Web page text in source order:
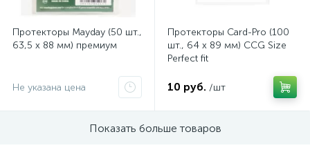
Протекторы Mayday (50 шт.,
63,5 x 88 мм) премиум
Не указана цена
Протекторы Card-Pro (100
шт., 64 x 89 мм) CCG Size
Perfect fit
10 руб. /шт
Показать больше товаров